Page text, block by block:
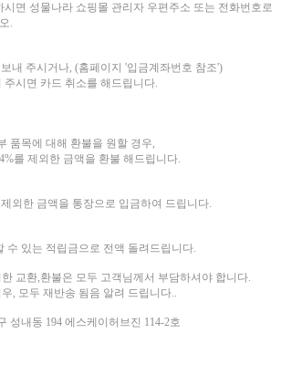
면 성물나라 쇼핑몰 관리자 우편주소 또는 전화번호로
.
내 주시거나, (홈페이지 '입금계좌번호 참조')
시면 카드 취소를 해드립니다.
품목에 대해 환불을 원할 경우,
를 제외한 금액을 환불 해드립니다.
외한 금액을 통장으로 입금하여 드립니다.
있는 적립금으로 전액 돌려드립니다.
교환,환불은 모두 고객님께서 부담하셔야 합니다.
, 모두 재반송 됨음 알려 드립니다..
성내동 194 에스케이허브진 114-2호